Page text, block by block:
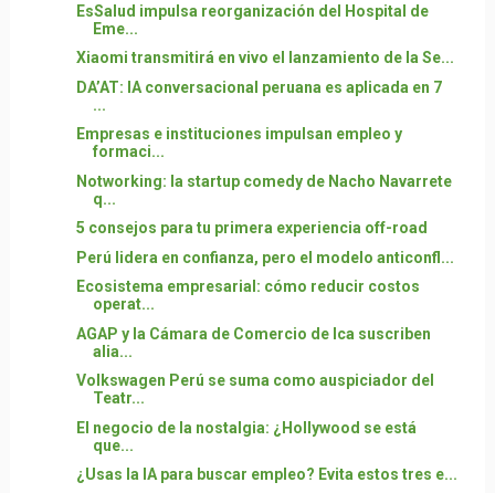
EsSalud impulsa reorganización del Hospital de
Eme...
Xiaomi transmitirá en vivo el lanzamiento de la Se...
DA’AT: IA conversacional peruana es aplicada en 7
...
Empresas e instituciones impulsan empleo y
formaci...
Notworking: la startup comedy de Nacho Navarrete
q...
5 consejos para tu primera experiencia off-road
Perú lidera en confianza, pero el modelo anticonfl...
Ecosistema empresarial: cómo reducir costos
operat...
AGAP y la Cámara de Comercio de Ica suscriben
alia...
Volkswagen Perú se suma como auspiciador del
Teatr...
El negocio de la nostalgia: ¿Hollywood se está
que...
¿Usas la IA para buscar empleo? Evita estos tres e...